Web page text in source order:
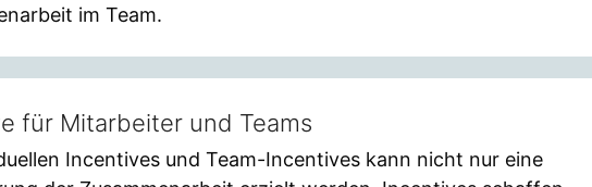
im Team.
für Mitarbeiter und Teams
Incentives und Team-Incentives kann nicht nur eine